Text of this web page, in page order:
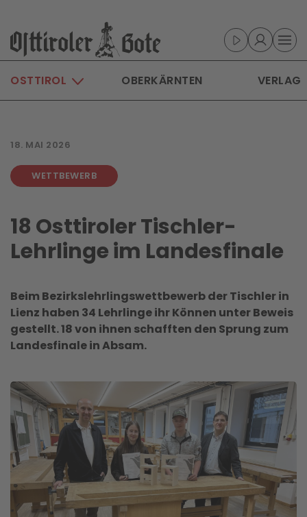
Skip to main content
OSTTIROL OBERKÄRNTEN VERLAG
18. MAI 2026
WETTBEWERB
18 Osttiroler Tischler-
Lehrlinge im Landesfinale
Beim Bezirkslehrlingswettbewerb der Tischler in
Lienz haben 34 Lehrlinge ihr Können unter Beweis
gestellt. 18 von ihnen schafften den Sprung zum
Landesfinale in Absam.